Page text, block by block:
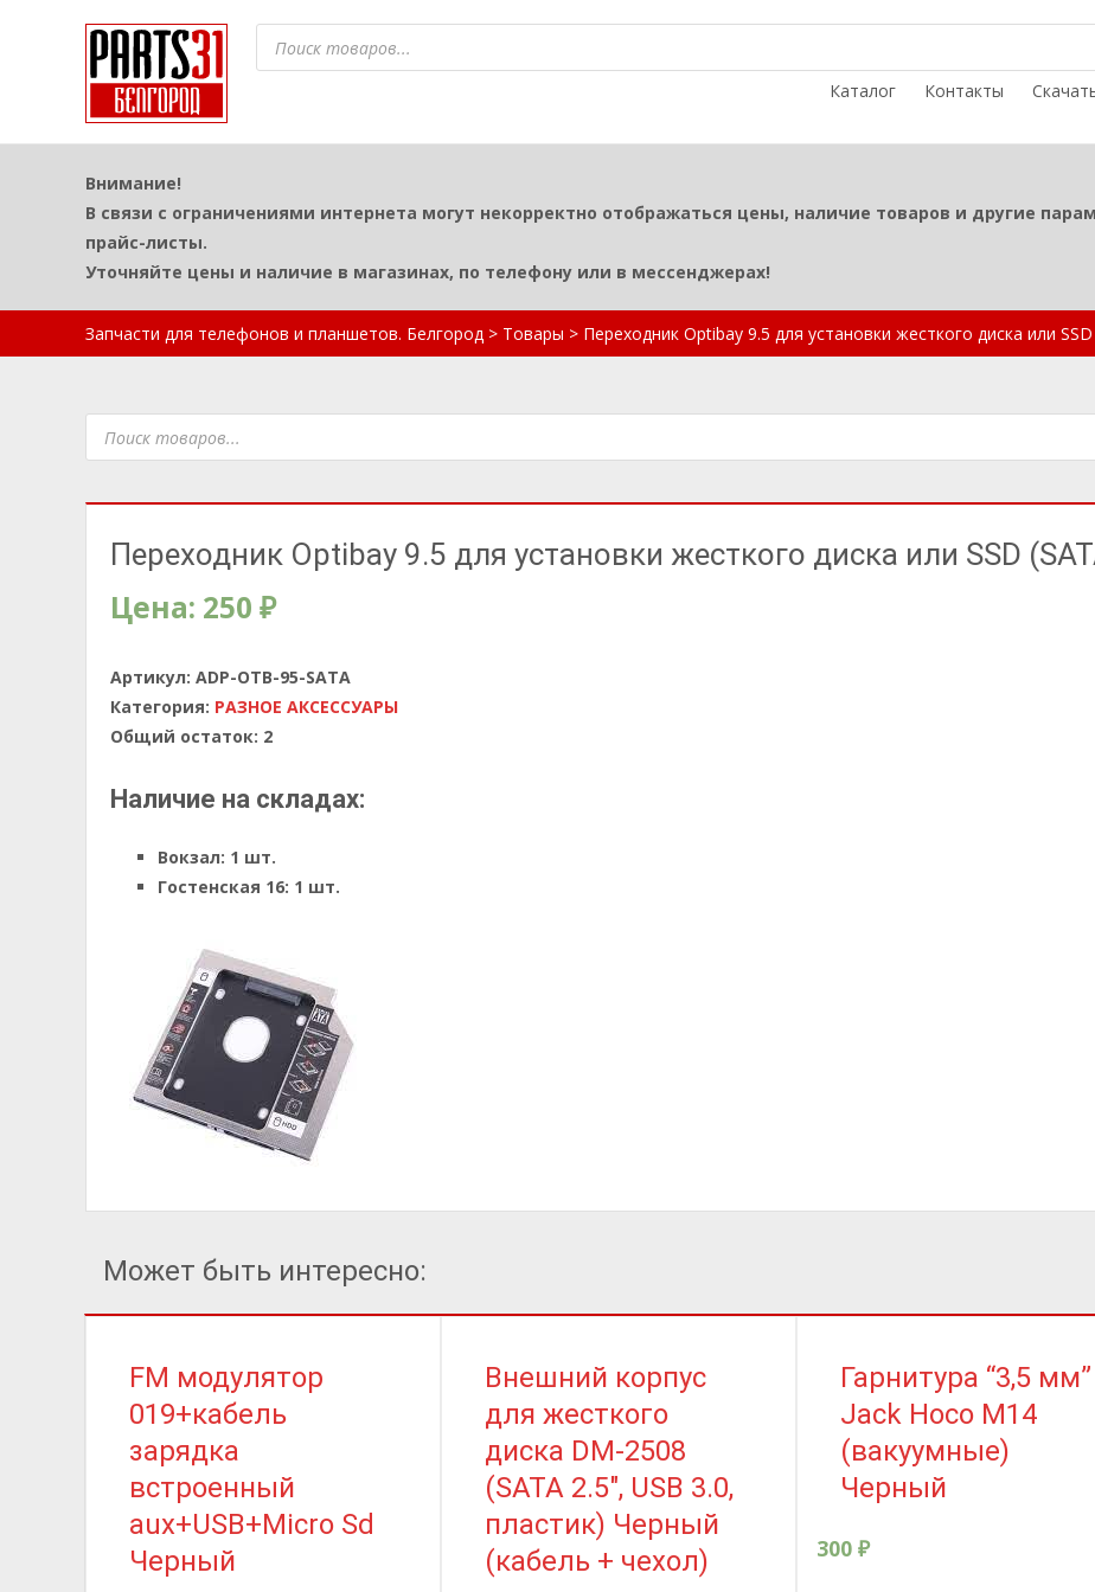
Поиск
товаров
Каталог
Контакты
Внимание!
В связи с ограничениями интернета могут некорректно отображаться цены, наличие товаров и другие
прайс-листы.
Уточняйте цены и наличие в магазинах, по телефону или в мессенджерах!
Запчасти для телефонов и планшетов. Белгород > Товары > Переходник Optibay 9.5 для установки жесткого диска или SSD
Поиск
товаров
Переходник Optibay 9.5 для установки жесткого диска или SSD
Цена: 250 ₽
Артикул: ADP-OTB-95-SATA
Категория: РАЗНОЕ АКСЕССУАРЫ
Общий остаток: 2
Наличие на складах:
Вокзал: 1 шт.
Гостенская 16: 1 шт.
Может быть интересно:
FM модулятор
019+кабель
зарядка
встроенный
aux+USB+Micro Sd
Черный
Внешний корпус
для жесткого
диска DM-2508
(SATA 2.5″, USB 3.0,
пластик) Черный
(кабель + чехол)
Гарнитура “3,5 мм”
Jack Hoco M14
(вакуумные)
Черный
300 ₽